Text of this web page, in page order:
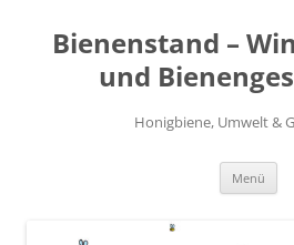
springen
Bienenstand –
und
Honigbiene, Umwelt &
Menü